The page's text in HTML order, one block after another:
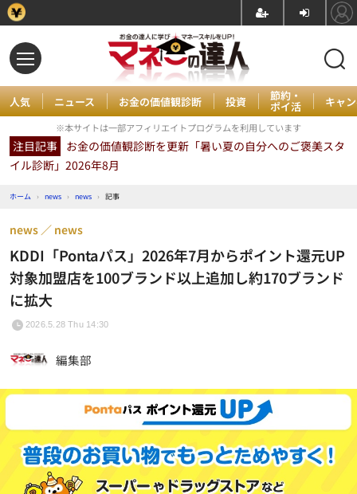
人気 ニュース お金の価値観診断 投資 節約・
ポイ活 キャ
※本サイトは一部アフィリエイトプログラムを利用しています
注目記事 お金の価値観診断を更新「暑い夏の自分へのご褒美スタ
イル診断」2026年8月
ホーム › news › news › 記事
KDDI「Pontaパス」2026年7月からポイント還元UP
対象加盟店を100ブランド以上追加し約170ブランド
に拡大
news news
2026.5.28 Thu 14:30
編集部